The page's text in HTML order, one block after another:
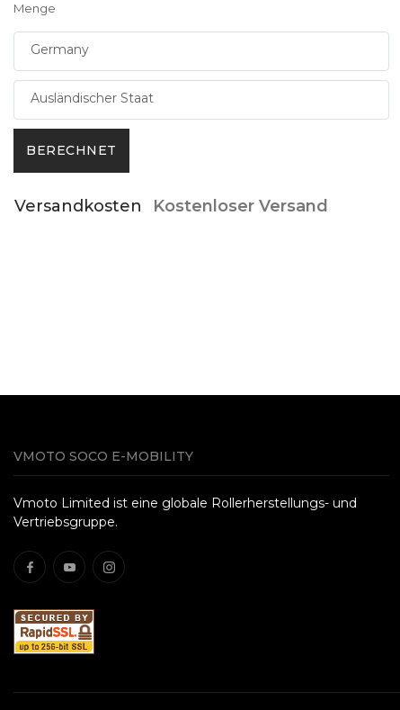
Menge
BERECHNET
Versandkosten Kostenloser Versand
VMOTO SOCO E-MOBILITY
Vmoto Limited ist eine globale Rollerherstellungs- und
Vertriebsgruppe.